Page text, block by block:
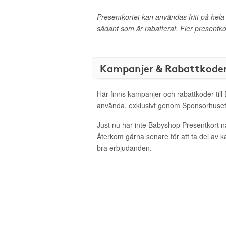
Presentkortet kan användas fritt på
sådant som är rabatterat. Fler
Kampanjer &
Här finns kampanjer och rabattkoder
använda, exklusivt genom
Just nu har inte Babyshop Presentkort
Återkom gärna senare för att ta del av
bra erbjudanden.